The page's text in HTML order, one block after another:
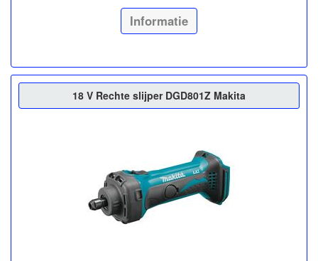
Informatie
18 V Rechte slijper DGD801Z Makita